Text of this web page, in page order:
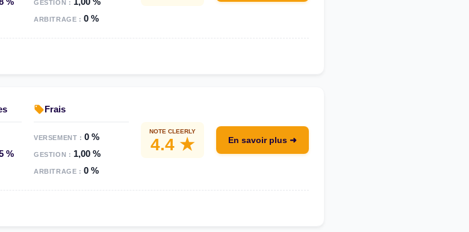
GESTION :
ARBITRAGE : 0 %
%
Frais
VERSEMENT : 0 %
GESTION : 1,00 %
ARBITRAGE : 0 %
NOTE CLEERLY
4.4 ★ En savoir plus ➜